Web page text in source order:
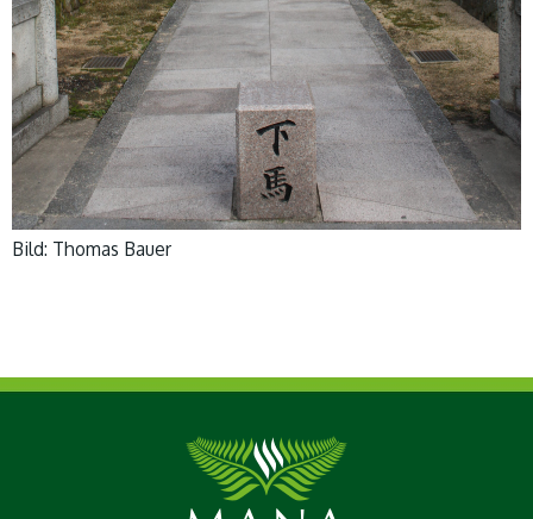
Bild: Thomas Bauer